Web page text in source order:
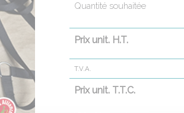
Quantité souhaitée
Prix unit. H.T.
T.V.A.
Prix unit. T.T.C.